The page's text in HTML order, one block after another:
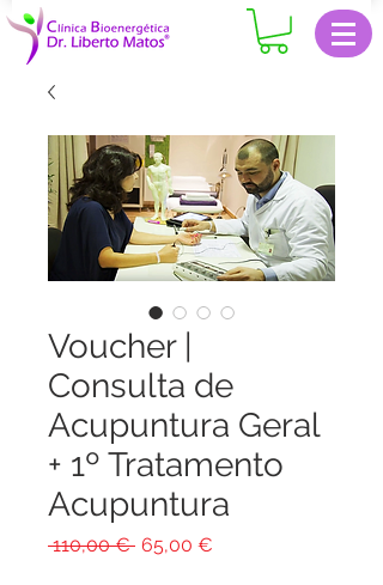
Voucher |
Consulta de
Acupuntura Geral
+ 1º Tratamento
Acupuntura
110,00 € Preço
65,00 €